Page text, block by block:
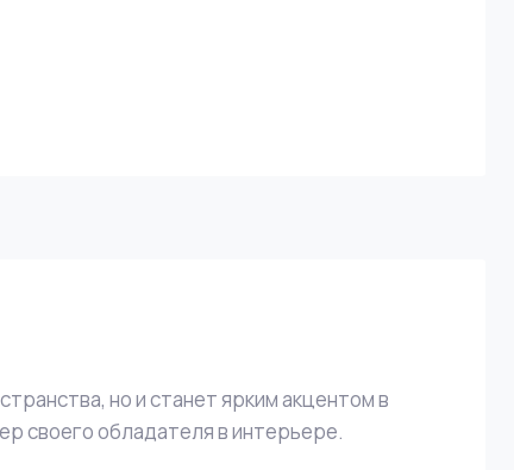
но и станет ярким акцентом в
своего обладателя в интерьере.